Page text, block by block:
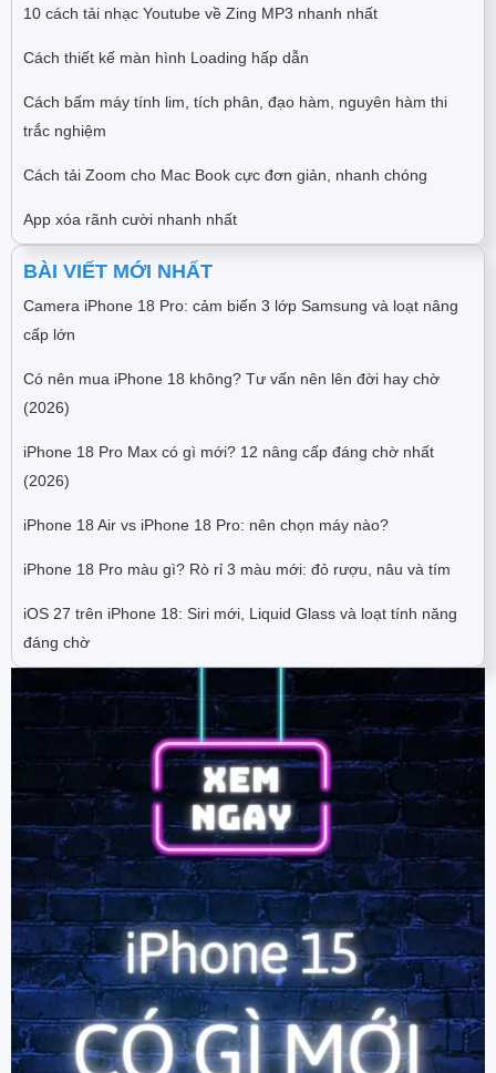
10 cách tải nhạc Youtube về Zing MP3 nhanh nhất
Cách thiết kế màn hình Loading hấp dẫn
Cách bấm máy tính lim, tích phân, đạo hàm, nguyên hàm thi
trắc nghiệm
Cách tải Zoom cho Mac Book cực đơn giản, nhanh chóng
App xóa rãnh cười nhanh nhất
BÀI VIẾT MỚI NHẤT
Camera iPhone 18 Pro: cảm biến 3 lớp Samsung và loạt nâng
cấp lớn
Có nên mua iPhone 18 không? Tư vấn nên lên đời hay chờ
(2026)
iPhone 18 Pro Max có gì mới? 12 nâng cấp đáng chờ nhất
(2026)
iPhone 18 Air vs iPhone 18 Pro: nên chọn máy nào?
iPhone 18 Pro màu gì? Rò rỉ 3 màu mới: đỏ rượu, nâu và tím
iOS 27 trên iPhone 18: Siri mới, Liquid Glass và loạt tính năng
đáng chờ